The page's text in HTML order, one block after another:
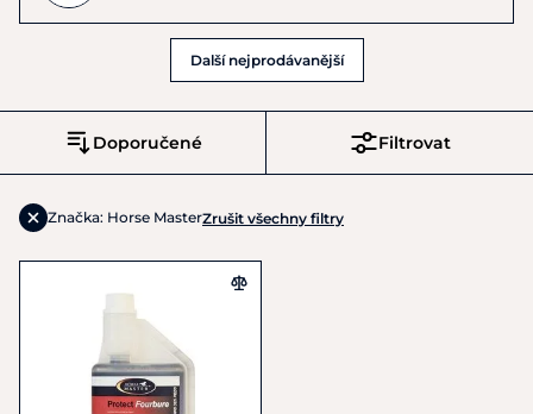
Další nejprodávanější
Filtrovat
Doporučené
Značka: Horse MasterZrušit všechny filtry